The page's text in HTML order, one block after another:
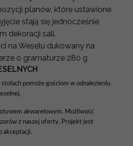
planów, które ustawione
stają się jednocześnie
dekoracji sali.
na Weselu dukowany na
o gramaturze 280 g
pomoże gościom w odnalezieniu
akwarelowym. Możliwość
z naszej oferty. Projekt jest
akceptacji.